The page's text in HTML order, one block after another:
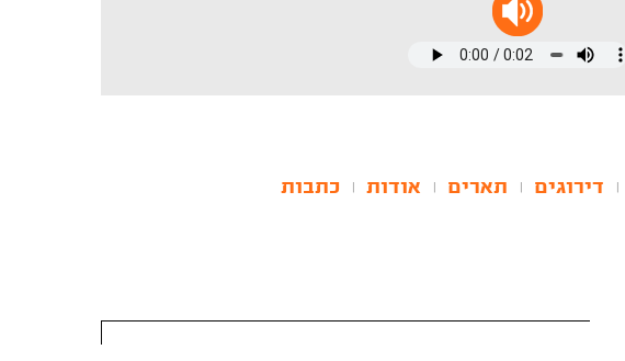
דירוגים תארים אודות כתבות